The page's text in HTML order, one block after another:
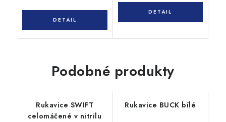
Podobné produkty
Rukavice SWIFT
celomáčené v nitrilu
Rukavice BUCK bílé